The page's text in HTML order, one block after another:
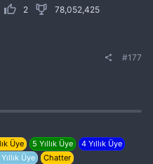
2
78,052,425
#177
Üye 5 Yıllık Üye
4 Yıllık Üye
Yıllık Üye Chatter